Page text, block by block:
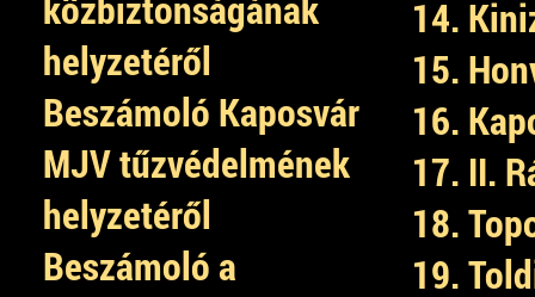
helyzetéről
Beszámoló Kaposvár
MJV tűzvédelmének
helyzetéről
Beszámoló a
14.
15.
16.
17. II.
18.
19.